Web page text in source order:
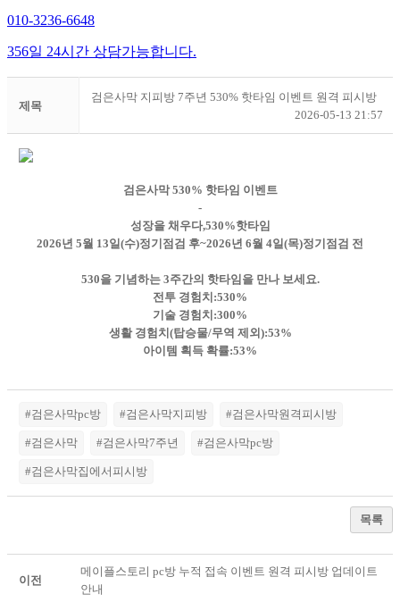
010-3236-6648
356일 24시간 상담가능합니다.
제목
검은사막 지피방 7주년 530% 핫타임 이벤트 원격 피시방
2026-05-13 21:57
검은사막 530% 핫타임 이벤트
-
성장을 채우다,530%핫타임
2026년 5월 13일(수)정기점검 후~2026년 6월 4일(목)정기점검 전
530을 기념하는 3주간의 핫타임을 만나 보세요.
전투 경험치:530%
기술 경험치:300%
생활 경험치(탑승물/무역 제외):53%
아이템 획득 확률:53%
#검은사막pc방 #검은사막지피방 #검은사막원격피시방
#검은사막 #검은사막7주년 #검은사막pc방
#검은사막집에서피시방
목록
이전
메이플스토리 pc방 누적 접속 이벤트 원격 피시방 업데이트
안내